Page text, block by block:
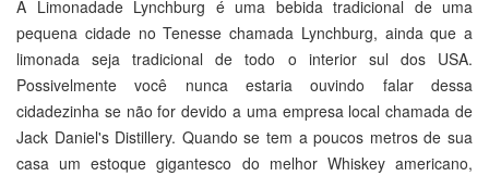
A Limonadade Lynchburg é uma bebida tradicional de uma
pequena cidade no Tenesse chamada Lynchburg, ainda que a
limonada seja tradicional de todo o interior sul dos USA.
Possivelmente você nunca estaria ouvindo falar dessa
cidadezinha se não for devido a uma empresa local chamada de
Jack Daniel's Distillery. Quando se tem a poucos metros de sua
casa um estoque gigantesco do melhor Whiskey americano,